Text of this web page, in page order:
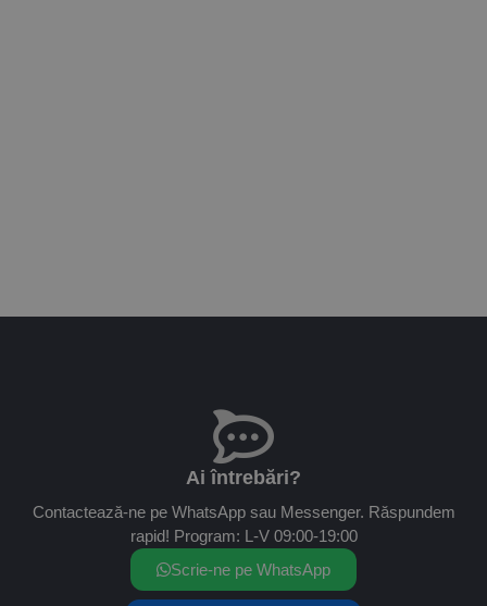
Ai întrebări?
Contactează-ne pe WhatsApp sau Messenger. Răspundem
rapid! Program: L-V 09:00-19:00
Scrie-ne pe WhatsApp